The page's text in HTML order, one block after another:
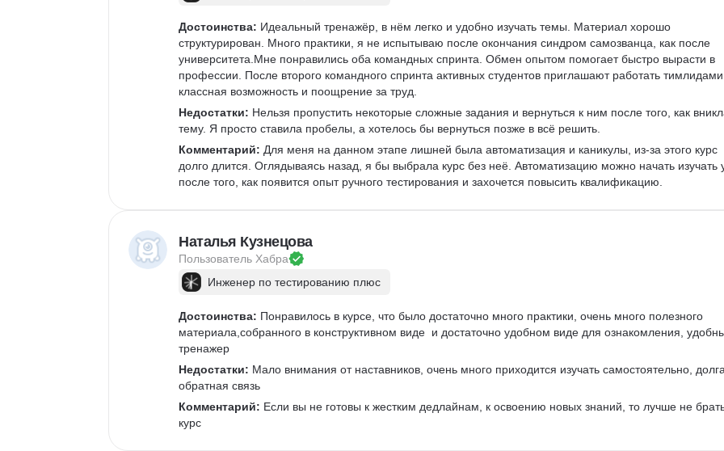
Достоинства: Идеальный тренажёр, в нём легко и удобно изучать темы. Материал хорошо
структурирован. Много практики, я не испытываю после окончания синдром самозванца, как после
университета.Мне понравились оба командных спринта. Обмен опытом помогает быстро вырасти в
профессии. После второго командного спринта активных студентов приглашают работать
классная возможность и поощрение за труд.
Недостатки: Нельзя пропустить некоторые сложные задания и вернуться к ним после того, как
тему. Я просто ставила пробелы, а хотелось бы вернуться позже в всё решить.
Комментарий: Для меня на данном этапе лишней была автоматизация и каникулы, из-за этого курс
долго длится. Оглядываясь назад, я бы выбрала курс без неё. Автоматизацию можно начать изучать
после того, как появится опыт ручного тестирования и захочется повысить квалификацию.
Наталья Кузнецова
Пользователь Хабра
Инженер по тестированию плюс
Достоинства: Понравилось в курсе, что было достаточно много практики, очень много полезного
материала,собранного в конструктивном виде  и достаточно удобном виде для ознакомления,
тренажер
Недостатки: Мало внимания от наставников, очень много приходится изучать самостоятельно,
обратная связь
Комментарий: Если вы не готовы к жестким дедлайнам, к освоению новых знаний, то лучше не
курс